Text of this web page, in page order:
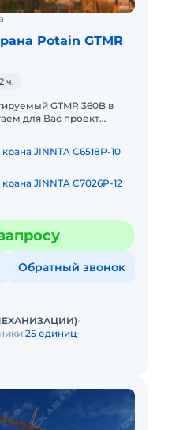
Potain GTMR
ч.
GTMR 360B в
для Вас проект
JINNTA C6518P-10
JINNTA C7026P-12
Обратный звонок
25 единиц